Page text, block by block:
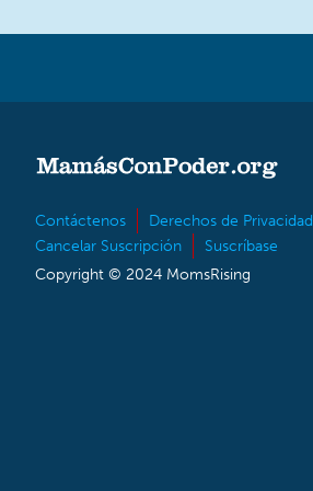
Contáctenos
Derechos de Privacidad
Cancelar Suscripción
Suscríbase
Copyright © 2024 MomsRising